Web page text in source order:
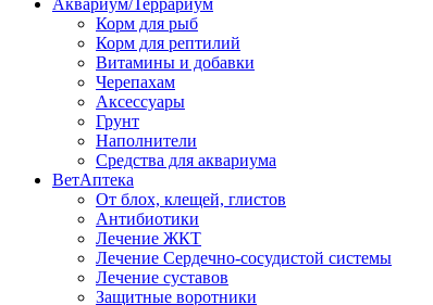
Аквариум/Террариум
Корм для рыб
Корм для рептилий
Витамины и добавки
Черепахам
Аксессуары
Грунт
Наполнители
Средства для аквариума
ВетАптека
От блох, клещей, глистов
Антибиотики
Лечение ЖКТ
Лечение Сердечно-сосудистой системы
Лечение суставов
Защитные воротники